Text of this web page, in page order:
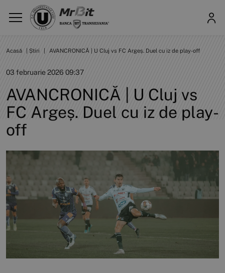
Acasă Știri AVANCRONICĂ | U Cluj vs FC Argeș. Duel cu iz de play-off
03 februarie 2026 09:37
AVANCRONICĂ | U Cluj vs
FC Argeș. Duel cu iz de play-
off